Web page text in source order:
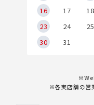
16
17 18
23
24 25
30
31
※各実店舗の営